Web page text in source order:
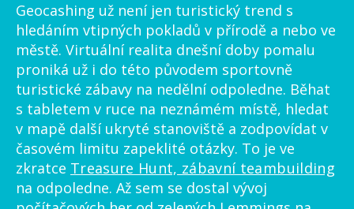
Geocashing už není jen turistický trend s
hledáním vtipných pokladů v přírodě a nebo ve
městě. Virtuální realita dnešní doby pomalu
proniká už i do této původem sportovně
turistické zábavy na nedělní odpoledne. Běhat
s tabletem v ruce na neznámém místě, hledat
v mapě další ukryté stanoviště a zodpovídat v
časovém limitu zapeklité otázky. To je ve
zkratce Treasure Hunt, zábavní teambuilding
na odpoledne. Až sem se dostal vývoj